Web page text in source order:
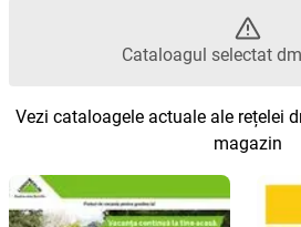
Cataloagul selectat
Vezi cataloagele actuale ale rețelei
magazin